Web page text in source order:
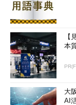
【
本
大
AI